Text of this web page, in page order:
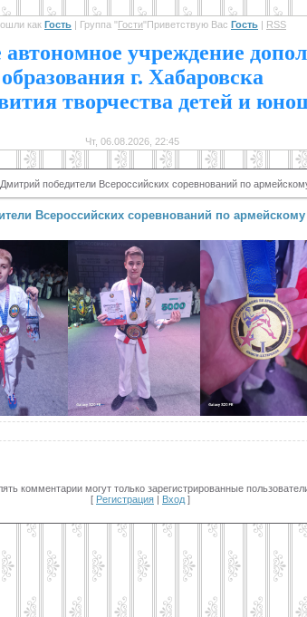
как Гость | Группа "Гости"Приветствую Вас Гость | RSS
учреждение
образования г. Хабаровска
творчества детей и
Чт, 06.08.2026, 22:45
победители Всероссийских соревнований по
Всероссийских соревнований по
комментарии могут только зарегистрированные
[ Регистрация | Вход ]